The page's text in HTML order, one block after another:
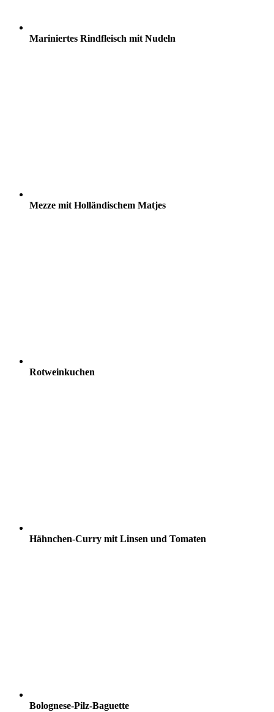
Mariniertes Rindfleisch mit Nudeln
Mezze mit Holländischem Matjes
Rotweinkuchen
Hähnchen-Curry mit Linsen und Tomaten
Bolognese-Pilz-Baguette